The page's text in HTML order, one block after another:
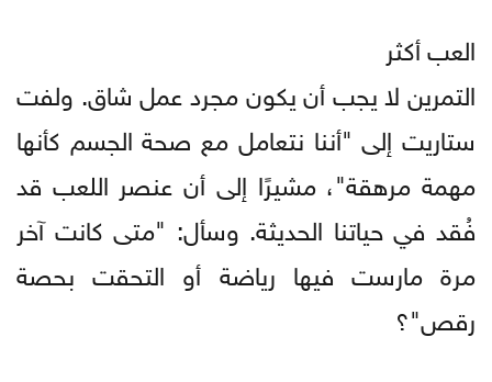
العب أكثر
التمرين لا يجب أن يكون مجرد عمل شاق. ولفت
ستاريت إلى "أننا نتعامل مع صحة الجسم كأنها
مهمة مرهقة"، مشيرًا إلى أن عنصر اللعب قد
فُقد في حياتنا الحديثة. وسأل: "متى كانت آخر
مرة مارست فيها رياضة أو التحقت بحصة
رقص"؟